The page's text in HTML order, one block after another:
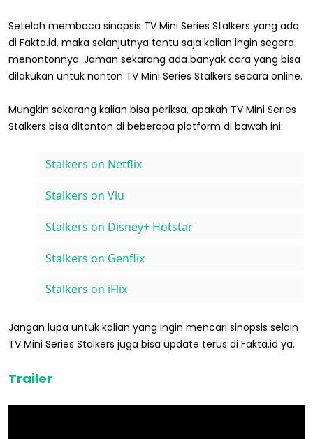
Setelah membaca sinopsis TV Mini Series Stalkers yang ada
di Fakta.id, maka selanjutnya tentu saja kalian ingin segera
menontonnya. Jaman sekarang ada banyak cara yang bisa
dilakukan untuk nonton TV Mini Series Stalkers secara online.
Mungkin sekarang kalian bisa periksa, apakah TV Mini Series
Stalkers bisa ditonton di beberapa platform di bawah ini:
Stalkers on Netflix
Stalkers on Viu
Stalkers on Disney+ Hotstar
Stalkers on Genflix
Stalkers on iFlix
Jangan lupa untuk kalian yang ingin mencari sinopsis selain
TV Mini Series Stalkers juga bisa update terus di Fakta.id ya.
Trailer